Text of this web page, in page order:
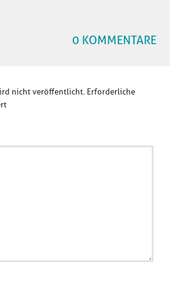
0 KOMMENTARE
nicht veröffentlicht. Erforderliche